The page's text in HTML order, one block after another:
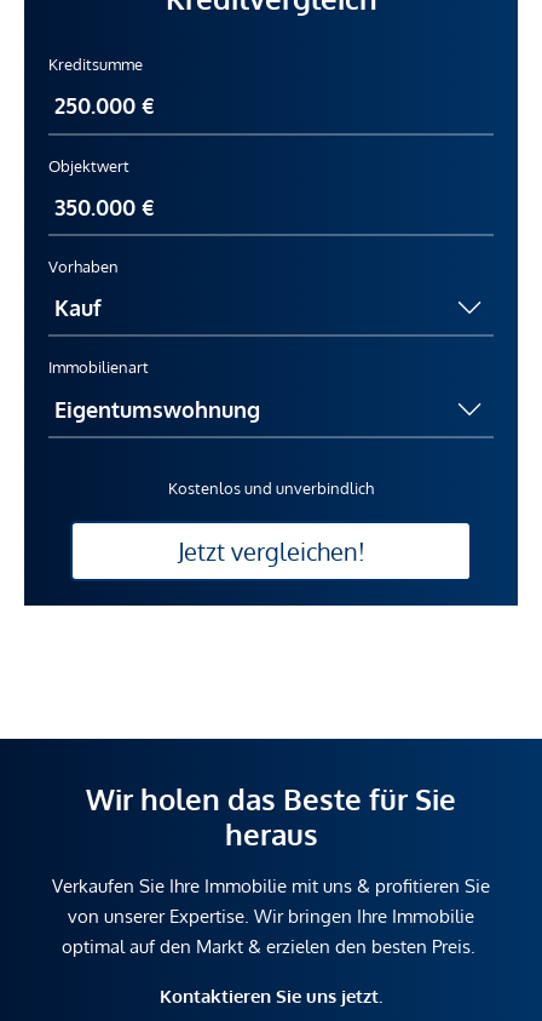
Kreditsumme
Objektwert
Vorhaben
Immobilienart
Kostenlos und unverbindlich
Jetzt vergleichen!
Wir holen das Beste für Sie
heraus
Verkaufen Sie Ihre Immobilie mit uns & profitieren Sie
von unserer Expertise. Wir bringen Ihre Immobilie
optimal auf den Markt & erzielen den besten Preis.
Kontaktieren Sie uns jetzt.